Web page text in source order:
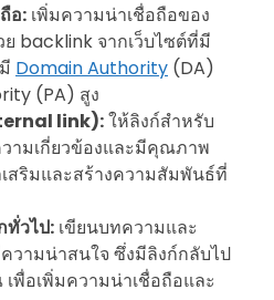
อ: เพิ่มความน่าเชื่อถือของ
backlink จากเว็บไซต์ที่มี
Domain Authority (DA)
(PA) สูง
link):ให้ลิงก์สำหรับ
ามเกี่ยวข้องและมีคุณภาพ
สริมและสร้างความสัมพันธ์ที่
ทั่วไป: เขียนบทความและ
ามน่าสนใจ ซึ่งมีลิงก์กลับไป
พื่อเพิ่มความน่าเชื่อถือและ